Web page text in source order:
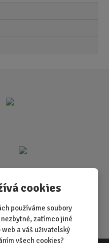
cookies
používáme soubory
zatímco jiné
a váš uživatelský
všech cookies?